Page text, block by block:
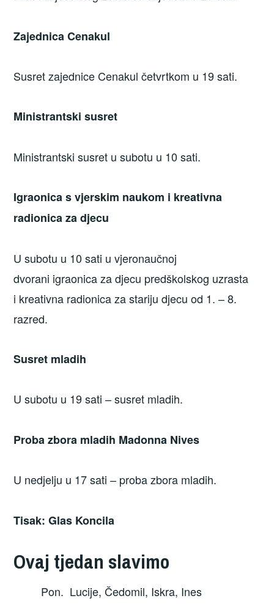
Zajednica Cenakul
Susret zajednice Cenakul četvrtkom u 19 sati.
Ministrantski susret
Ministrantski susret u subotu u 10 sati.
Igraonica s vjerskim naukom i kreativna
radionica za djecu
U subotu u 10 sati u vjeronaučnoj
dvorani igraonica za djecu predškolskog uzrasta
i kreativna radionica za stariju djecu od 1. – 8.
razred.
Susret mladih
U subotu u 19 sati – susret mladih.
Proba zbora mladih Madonna Nives
U nedjelju u 17 sati – proba zbora mladih.
Tisak: Glas Koncila
Ovaj tjedan slavimo
Pon. Lucije, Čedomil, Iskra, Ines